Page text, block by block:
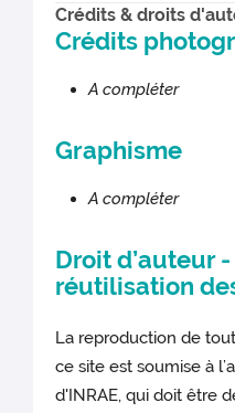
Crédits & droits
Crédits
A compléter
Graphisme
A compléter
Droit d’auteur
réutilisation
La reproduction de
ce site est soumise à
d'INRAE, qui doit être